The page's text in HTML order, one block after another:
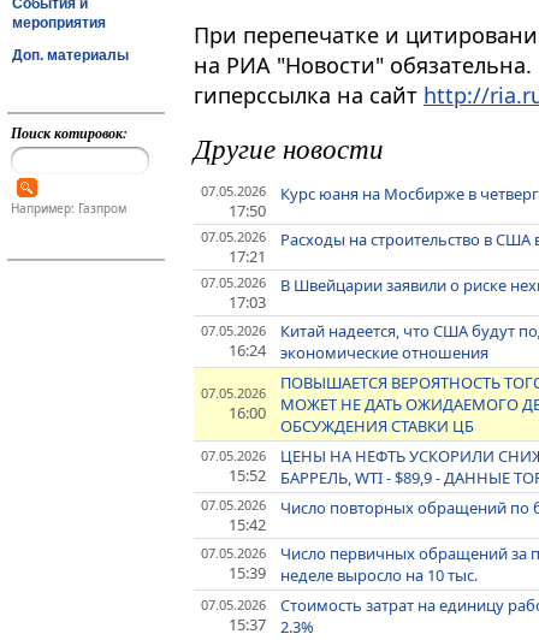
События и
мероприятия
Доп. материалы
Поиск котировок:
Например: Газпром
При перепечатке и
на РИА "Новости"
гиперссылка на сайт http://
Другие новости
07.05.2026
17:50
Курс юаня на Мосбирже в
07.05.2026
17:21
Расходы на строительство в США
07.05.2026
17:03
В Швейцарии заявили о риске
07.05.2026
16:24
Китай надеется, что США будут
экономические отношения
07.05.2026
16:00
ПОВЫШАЕТСЯ ВЕРОЯТНОСТЬ
МОЖЕТ НЕ ДАТЬ ОЖИДАЕМОГО
ОБСУЖДЕНИЯ СТАВКИ ЦБ
07.05.2026
15:52
ЦЕНЫ НА НЕФТЬ УСКОРИЛИ
БАРРЕЛЬ, WTI - $89,9 - ДАННЫЕ
07.05.2026
15:42
Число повторных обращений по
07.05.2026
15:39
Число первичных обращений за
неделе выросло на 10 тыс.
07.05.2026
15:37
Стоимость затрат на единицу
2.3%